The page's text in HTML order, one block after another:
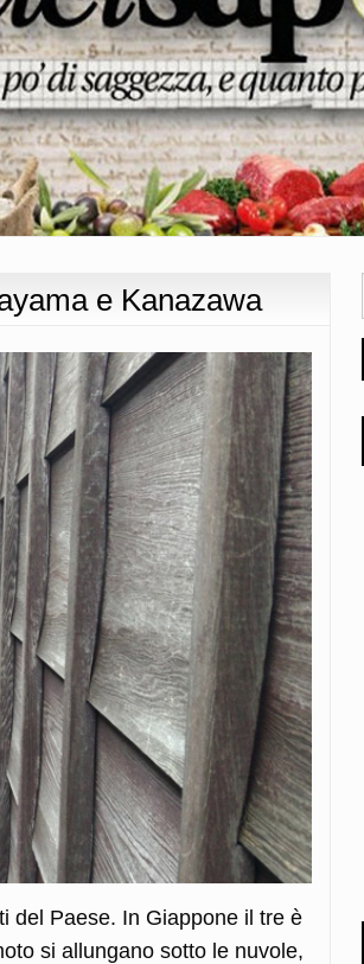
e Kanazawa
del Paese. In Giappone il tre è
si allungano sotto le nuvole,